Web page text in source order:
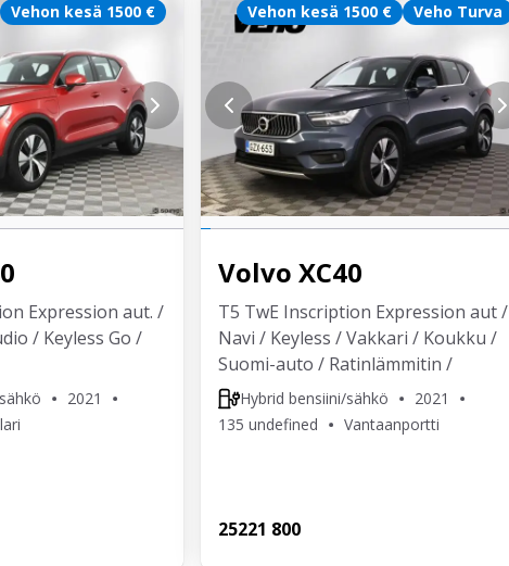
Vehon kesä 1500 €
Expression aut. /
/ Keyless Go /
2021
Vehon kesä 1500 € Veho Turva
Volvo XC40
T5 TwE Inscription Expression aut /
Navi / Keyless / Vakkari / Koukku /
Suomi-auto / Ratinlämmitin /
Hybrid bensiini/sähkö
2021
135 undefined
Vantaanportti
25221 800